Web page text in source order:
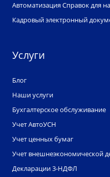
Автоматизация Справок для
Кадровый электронный
Услуги
Блог
Наши услуги
Бухгалтерское обслуживание
Учет АвтоУСН
Учет ценных бумаг
Учет внешнеэкономической
Декларации 3-НДФЛ